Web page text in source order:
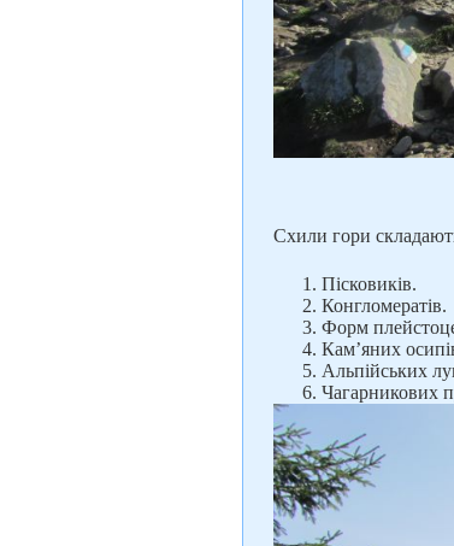
Схили гори
Пісковиків.
Конгломератів.
Форм
Кам’яних
Альпійських
Чагарникових